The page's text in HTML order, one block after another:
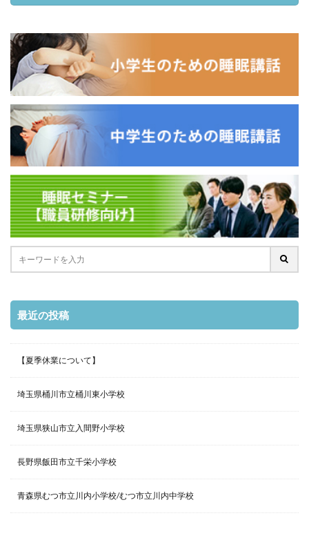
最近の投稿
【夏季休業について】
埼玉県桶川市立桶川東小学校
埼玉県狭山市立入間野小学校
長野県飯田市立千栄小学校
青森県むつ市立川内小学校/むつ市立川内中学校